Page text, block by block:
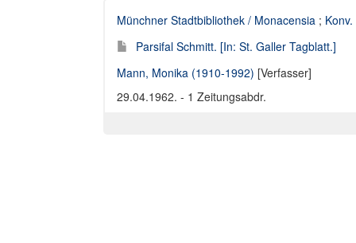
Münchner Stadtbibliothek / Monacensia ;
Parsifal Schmitt. [In: St. Galler Tagblatt.]
Mann, Monika (1910-1992) [Verfasser]
29.04.1962. - 1 Zeitungsabdr.